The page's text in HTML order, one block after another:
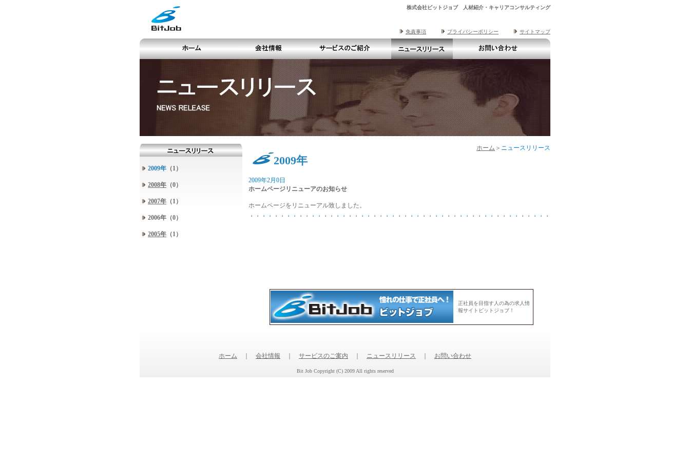
株式会社ビットジョブ 人材紹介・キャリアコンサルティング
免責事項 プライバシーポリシー サイトマップ
2009年 （1）
2008年 （0）
2007年 （1）
2006年（0）
2005年 （1）
ホーム ＞ ニュースリリース
2009年
2009年2月0日
ホームページリニューアのお知らせ
ホームページをリニューアル致しました。
・・・・・・・・・・・・・・・・・・・・・・・・・・・・・・・・・・・・・・・・・・・・・・・・・
正社員を目指す人の為の求人情
報サイトビットジョブ！
ホーム 会社情報 サービスのご案内 ニュースリリース お問い合わせ
Bit Job Copyright (C) 2009 All rights reserved